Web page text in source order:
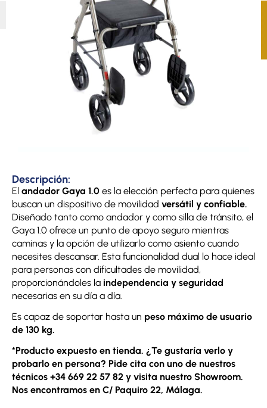
Descripción:
El andador Gaya 1.0 es la elección perfecta para quienes
buscan un dispositivo de movilidad versátil y confiable.
Diseñado tanto como andador y como silla de tránsito, el
Gaya 1.0 ofrece un punto de apoyo seguro mientras
caminas y la opción de utilizarlo como asiento cuando
necesites descansar. Esta funcionalidad dual lo hace ideal
para personas con dificultades de movilidad,
proporcionándoles la independencia y seguridad
necesarias en su día a día.
Es capaz de soportar hasta un peso máximo de usuario
de 130 kg.
*Producto expuesto en tienda. ¿Te gustaría verlo y
probarlo en persona? Pide cita con uno de nuestros
técnicos +34 669 22 57 82 y visita nuestro Showroom.
Nos encontramos en C/ Paquiro 22, Málaga.